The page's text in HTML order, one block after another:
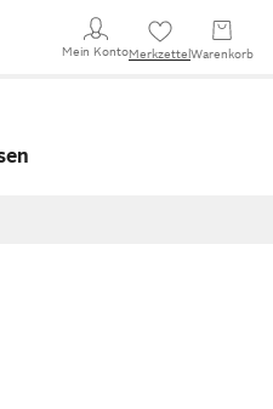
Mein KontoMerkzettel Warenkorb